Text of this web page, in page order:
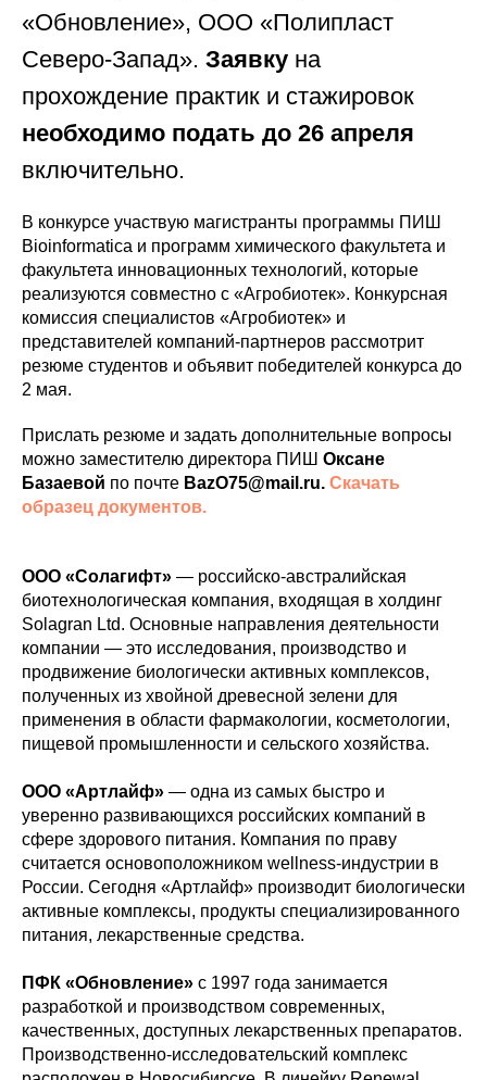
«Обновление», ООО «Полипласт
Северо-Запад». Заявку на
прохождение практик и стажировок
необходимо подать до 26 апреля
включительно.
В конкурсе участвую магистранты программы ПИШ
Bioinformatica и программ химического факультета и
факультета инновационных технологий, которые
реализуются совместно с «Агробиотек». Конкурсная
комиссия специалистов «Агробиотек» и
представителей компаний-партнеров рассмотрит
резюме студентов и объявит победителей конкурса до
2 мая.
Прислать резюме и задать дополнительные вопросы
можно заместителю директора ПИШ Оксане
Базаевой по почте BazO75@mail.ru. Скачать
образец документов.
ООО «Солагифт» — российско-австралийская
биотехнологическая компания, входящая в холдинг
Solagran Ltd. Основные направления деятельности
компании — это исследования, производство и
продвижение биологически активных комплексов,
полученных из хвойной древесной зелени для
применения в области фармакологии, косметологии,
пищевой промышленности и сельского хозяйства.
ООО «Артлайф» — одна из самых быстро и
уверенно развивающихся российских компаний в
сфере здорового питания. Компания по праву
считается основоположником wellness-индустрии в
России. Сегодня «Артлайф» производит биологически
активные комплексы, продукты специализированного
питания, лекарственные средства.
ПФК «Обновление» с 1997 года занимается
разработкой и производством современных,
качественных, доступных лекарственных препаратов.
Производственно-исследовательский комплекс